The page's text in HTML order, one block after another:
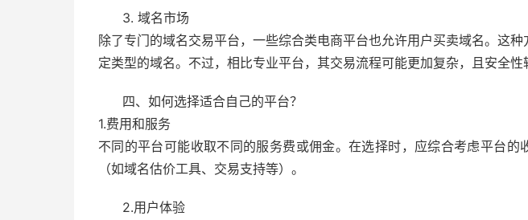
3. 域名市场
除了专门的域名交易平台，一些综合类电商平台也允许用户买卖域名。这
定类型的域名。不过，相比专业平台，其交易流程可能更加复杂，且安全性
四、如何选择适合自己的平台？
1.费用和服务
不同的平台可能收取不同的服务费或佣金。在选择时，应综合考虑平台的
（如域名估价工具、交易支持等）。
2.用户体验